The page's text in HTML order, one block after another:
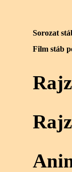
Sorozat
Film stáb